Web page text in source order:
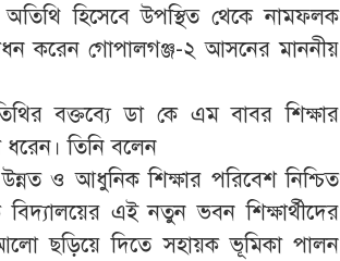
হিসেবে উপস্থিত থেকে নামফলক
করেন গোপালগঞ্জ-২ আসনের মাননীয়
বক্তব্যে ডা কে এম বাবর শিক্ষার
ধরেন। তিনি বলেন
ও আধুনিক শিক্ষার পরিবেশ নিশ্চিত
বিদ্যালয়ের এই নতুন ভবন শিক্ষার্থীদের
ছড়িয়ে দিতে সহায়ক ভূমিকা পালন